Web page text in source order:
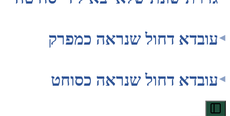
עובדא דחול שנראה כמפרק
עובדא דחול שנראה כסוחט